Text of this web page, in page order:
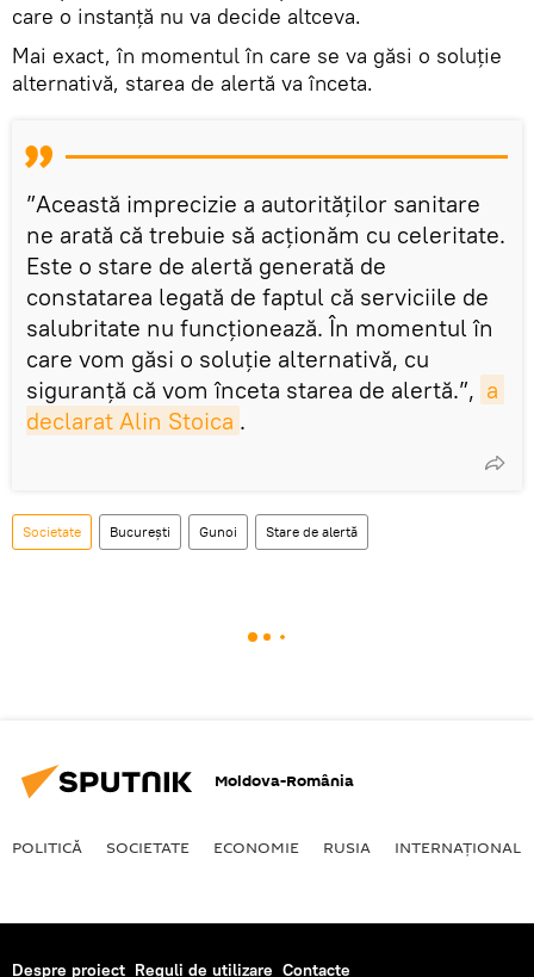
care o instanță nu va decide altceva.
Mai exact, în momentul în care se va găsi o soluție
alternativă, starea de alertă va înceta.
”Această imprecizie a autorităților sanitare
ne arată că trebuie să acționăm cu celeritate.
Este o stare de alertă generată de
constatarea legată de faptul că serviciile de
salubritate nu funcționează. În momentul în
care vom găsi o soluție alternativă, cu
siguranță că vom înceta starea de alertă.”, a
declarat Alin Stoica .
Societate București Gunoi Stare de alertă
Moldova-România
POLITICĂ SOCIETATE ECONOMIE RUSIA INTERNAŢIONAL
Despre proiect Reguli de utilizare Contacte